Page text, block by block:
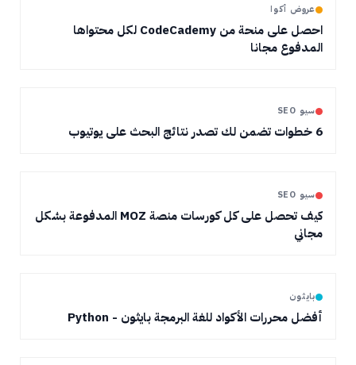
عروض أكوا
احصل على منحة من CodeCademy لكل محتواها
المدفوع مجانا
سيو SEO
6 خطوات تضمن لك تصدر نتائج البحث على يوتيوب
سيو SEO
كيف تحصل على كل كورسات منصة MOZ المدفوعة بشكل
مجاني
بايثون
أفضل محررات الأكواد للغة البرمجة بايثون - Python